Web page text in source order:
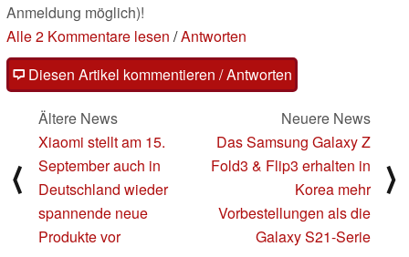
Anmeldung möglich)!
Alle 2 Kommentare lesen /Antworten
Diesen Artikel kommentieren / Antworten
⟨
Ältere News
Xiaomi stellt am 15.
September auch in
Deutschland wieder
spannende neue
Produkte vor
Neuere News
Das Samsung Galaxy Z
Fold3 & Flip3 erhalten in
Korea mehr
Vorbestellungen als die
Galaxy S21-Serie
⟩